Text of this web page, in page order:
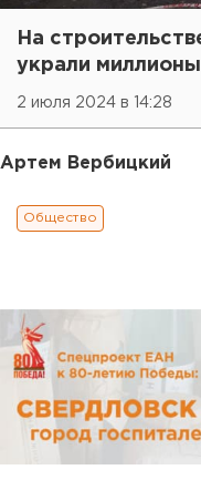
На
украли миллионы
2 июля 2024 в 14:28
Артем Вербицкий
Общество